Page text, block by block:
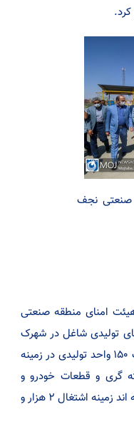
صنعتی نجف
امنای منطقه صنعتی
تولیدی شاغل در شهرک
صنعتی کاوه اظهار داشت: در این شهرک ۱۵۰ واحد تولیدی در زمینه
گری و قطعات خودرو و
موتورسیکلت فعالیت می‌کنند که توانسته اند زمینه اشتغال ۲ هزار و